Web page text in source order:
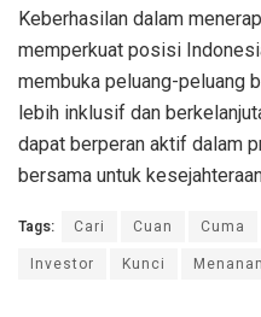
Keberhasilan dalam
memperkuat posisi
membuka peluang-peluang
lebih inklusif dan
dapat berperan aktif dalam
bersama untuk
Tags: Cari Cuan Cuma
Investor
Kunci